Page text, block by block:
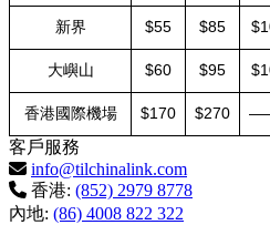
新界 $55 $85
大嶼山 $60 $95
香港國際機場 $170 $270
客戶服務
info@tilchinalink.com
香港: (852) 2979 8778
內地: (86) 4008 822 322